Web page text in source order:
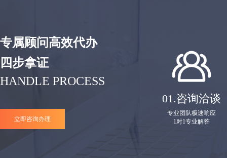
专属顾问高效代办
四步拿证
HANDLE PROCESS
立即咨询办理
01.咨询洽谈
专业团队极速响应
1对1专业解答